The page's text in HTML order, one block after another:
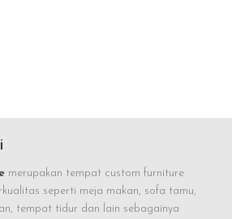
merupakan tempat custom furniture
seperti meja makan, sofa tamu,
tempat tidur dan lain sebagainya